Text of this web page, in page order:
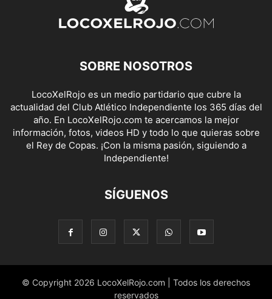
SOBRE NOSOTROS
LocoXelRojo es un medio partidario que cubre la
actualidad del Club Atlético Independiente los 365 días del
año. En LocoXelRojo.com te acercamos la mejor
información, fotos, videos HD y todo lo que quieras sobre
el Rey de Copas. ¡Con la misma pasión, siguiendo a
Independiente!
SÍGUENOS
© Copyright 2026 LocoXelRojo.com | Todos los derechos
reservados